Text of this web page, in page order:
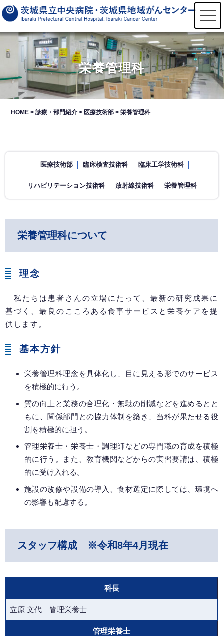
t
o
g
g
l
e
n
a
v
a
栄養管理科
HOME >診療・部門紹介 > 医療技術部 >栄養管理科
医療技術部 臨床検査技術科 臨床工学技術科
リハビリテーション技術科 放射線技術科 栄養管理科
栄養管理科について
理念
私たちは患者さんの立場にたって、最新の研究成果に
基づく、最良のこころある食事サービスと栄養ケアを提
供します。
基本方針
栄養管理科理念を具体化し、目に見える形でのサービス
を積極的に行う。
質の向上と業務の合理化・無駄の削減などを進めるとと
もに、関係部門との協力体制を築き、当科が果たせる役
割を積極的に担う。
管理栄養士・栄養士・調理師などの専門職の育成を積極
的に行う。また、教育機関などからの実習要請は、積極
的に受け入れる。
施設の改修や設備の導入、食材選定に際しては、環境へ
の影響も配慮する。
スタッフ構成 ※令和8年4月現在
科長
立原 文代 管理栄養士
管理栄養士